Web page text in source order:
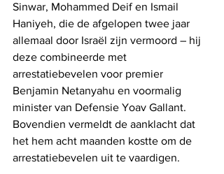
Sinwar, Mohammed Deif en Ismail
Haniyeh, die de afgelopen twee jaar
allemaal door Israël zijn vermoord – hij
deze combineerde met
arrestatiebevelen voor premier
Benjamin Netanyahu en voormalig
minister van Defensie Yoav Gallant.
Bovendien vermeldt de aanklacht dat
het hem acht maanden kostte om de
arrestatiebevelen uit te vaardigen.